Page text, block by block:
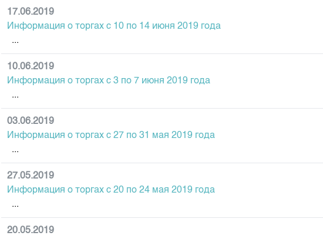
17.06.2019
Информация о торгах c 10 по 14 июня 2019 года
...
10.06.2019
Информация о торгах c 3 по 7 июня 2019 года
...
03.06.2019
Информация о торгах c 27 по 31 мая 2019 года
...
27.05.2019
Информация о торгах c 20 по 24 мая 2019 года
...
20.05.2019